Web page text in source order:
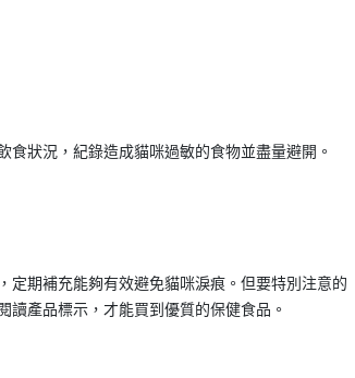
狀況，紀錄造成貓咪過敏的食物並盡量避開。
定期補充能夠有效避免貓咪淚痕。但要特別注意的
產品標示，才能買到優質的保健食品。